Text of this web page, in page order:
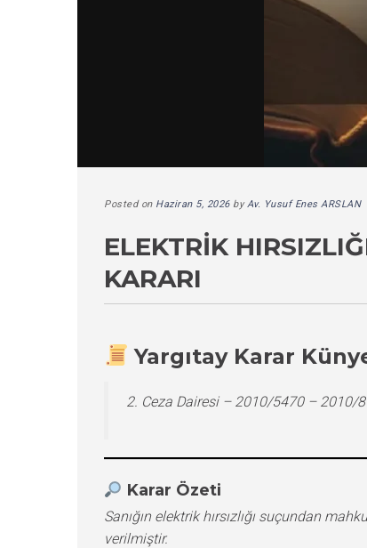
Posted on Haziran 5, 2026byAv. Yusuf Enes ARSLAN
ELEKTRIK
KARARI
Yargıtay Karar
2. Ceza Dairesi – 2010/5470 – 2010/
Karar Özeti
Sanığın elektrik hırsızlığı suçundan
verilmiştir.